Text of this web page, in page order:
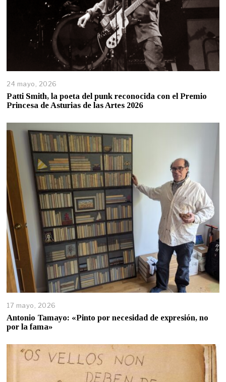
24 mayo, 2026
Patti Smith, la poeta del punk reconocida con el Premio
Princesa de Asturias de las Artes 2026
17 mayo, 2026
Antonio Tamayo: «Pinto por necesidad de expresión, no
por la fama»